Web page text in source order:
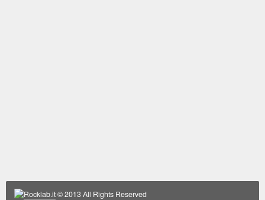
Rocklab.it© 2013 All Rights Reserved